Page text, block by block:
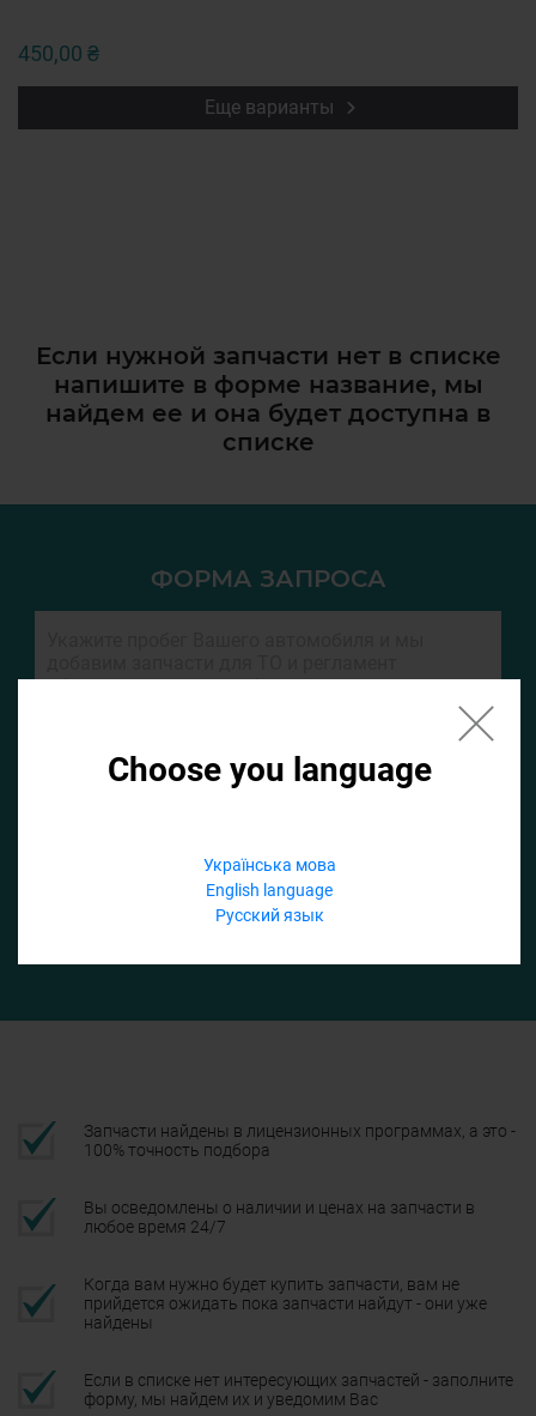
Choose you language
Українська мова
English language
Русский язык
450,00 ₴
Еще варианты
Если нужной запчасти нет в списке
напишите в форме название, мы
найдем ее и она будет доступна в
списке
ФОРМА ЗАПРОСА
Если не заполнить по умолчанию найдем список для ТО
Запчасти найдены в лицензионных программах, а это -
100% точность подбора
Вы осведомлены о наличии и ценах на запчасти в
любое время 24/7
Когда вам нужно будет купить запчасти, вам не
прийдется ожидать пока запчасти найдут - они уже
найдены
Если в списке нет интересующих запчастей - заполните
форму, мы найдем их и уведомим Вас